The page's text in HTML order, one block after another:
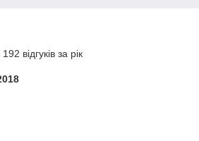
відгуків за рік